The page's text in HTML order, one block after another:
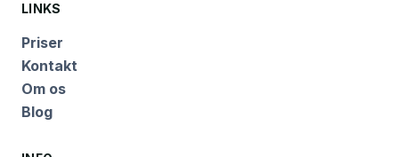
LINKS
Priser
Kontakt
Om os
Blog